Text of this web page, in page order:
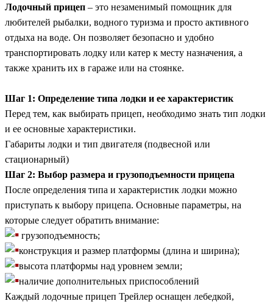
Лодочный прицеп – это незаменимый помощник для
любителей рыбалки, водного туризма и просто активного
отдыха на воде. Он позволяет безопасно и удобно
транспортировать лодку или катер к месту назначения, а
также хранить их в гараже или на стоянке.
Шаг 1: Определение типа лодки и ее характеристик
Перед тем, как выбирать прицеп, необходимо знать тип лодки
и ее основные характеристики.
Габариты лодки и тип двигателя (подвесной или
стационарный)
Шаг 2: Выбор размера и грузоподъемности прицепа
После определения типа и характеристик лодки можно
приступать к выбору прицепа. Основные параметры, на
которые следует обратить внимание:
грузоподъемность;
конструкция и размер платформы (длина и ширина);
высота платформы над уровнем земли;
наличие дополнительных приспособлений
Каждый лодочные прицеп Трейлер оснащен лебедкой,